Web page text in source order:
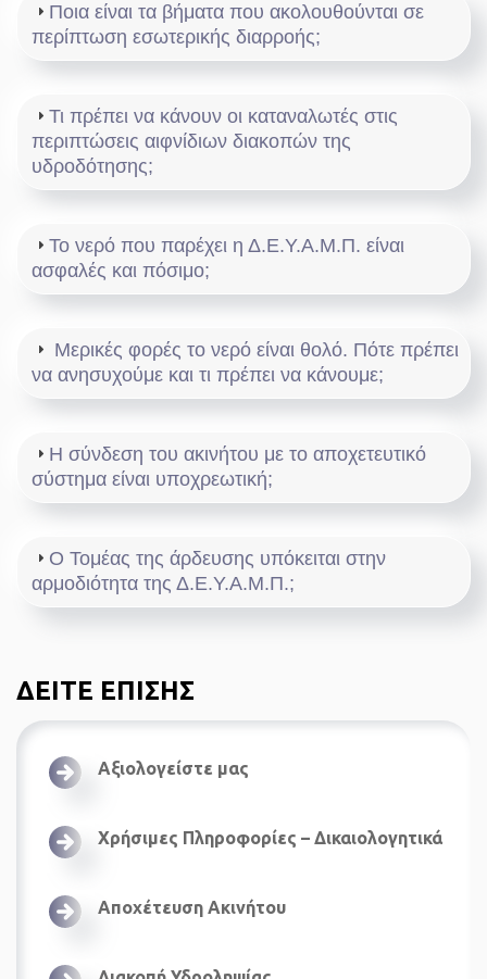
Ποια είναι τα βήματα που ακολουθούνται σε
περίπτωση εσωτερικής διαρροής;
Τι πρέπει να κάνουν οι καταναλωτές στις
περιπτώσεις αιφνίδιων διακοπών της
υδροδότησης;
Το νερό που παρέχει η Δ.Ε.Υ.Α.Μ.Π. είναι
ασφαλές και πόσιμο;
Μερικές φορές το νερό είναι θολό. Πότε πρέπει
να ανησυχούμε και τι πρέπει να κάνουμε;
Η σύνδεση του ακινήτου με το αποχετευτικό
σύστημα είναι υποχρεωτική;
Ο Τομέας της άρδευσης υπόκειται στην
αρμοδιότητα της Δ.Ε.Υ.Α.Μ.Π.;
ΔΕΙΤΕ ΕΠΙΣΗΣ
Αξιολογείστε μας
Χρήσιμες Πληροφορίες – Δικαιολογητικά
Αποχέτευση Ακινήτου